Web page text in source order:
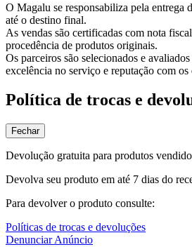
O Magalu se responsabiliza pela entrega
até o destino final.
As vendas são certificadas com nota
procedência de produtos originais.
Os parceiros são selecionados e
excelência no serviço e reputação com os
Política de trocas e
Fechar
Devolução gratuita para produtos
Devolva seu produto em até 7 dias do
Para devolver o produto consulte:
Políticas de trocas e devoluções
Denunciar Anúncio